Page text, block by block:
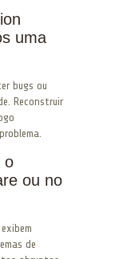
uma
bugs ou
Reconstruir
o
ou no
de